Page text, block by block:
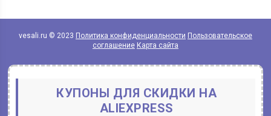
vesali.ru © 2023 Политика конфиденциальности Пользовательское
соглашение Карта сайта
КУПОНЫ ДЛЯ СКИДКИ НА
ALIEXPRESS